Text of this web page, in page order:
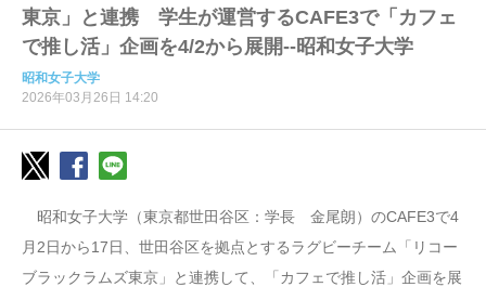
東京」と連携 学生が運営するCAFE3で「カフェ
で推し活」企画を4/2から展開--昭和女子大学
昭和女子大学
2026年03月26日 14:20
昭和女子大学（東京都世田谷区：学長 金尾朗）のCAFE3で4
月2日から17日、世田谷区を拠点とするラグビーチーム「リコー
ブラックラムズ東京」と連携して、「カフェで推し活」企画を展